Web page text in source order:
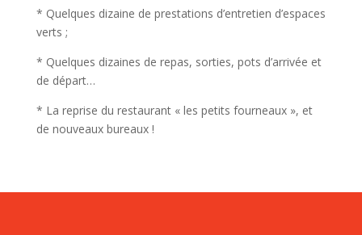
* Quelques dizaine de prestations d’entretien d’espaces
verts ;
* Quelques dizaines de repas, sorties, pots d’arrivée et
de départ…
* La reprise du restaurant « les petits fourneaux », et
de nouveaux bureaux !